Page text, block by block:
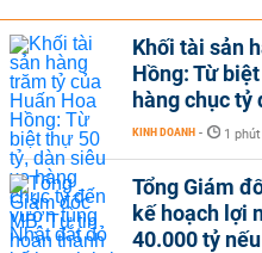
Khối tài sản
Hồng: Từ
hàng chục tỷ
KINH DOANH - 1
Tổng Giám
kế hoạch lợi
40.000 tỷ